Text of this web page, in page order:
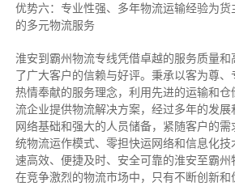
优势六：专业性强、多年物流运输经验为
的多元物流服务
淮安到霸州物流专线凭借卓越的服务质量
了广大客户的信赖与好评。 秉承以客为尊、
热情奉献的服务理念，利用先进的运输和
流企业提供物流解决方案，经过多年的发
网络基础和强大的人员储备，紧随客户的
统物流运作模式、零担快运网络和信息化
速高效、便捷及时、安全可靠的淮安至霸州
在竞争激烈的物流市场中，只有不断创新